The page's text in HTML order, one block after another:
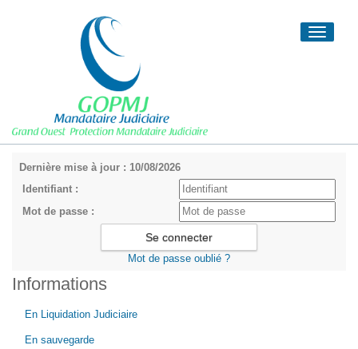
Toggle
Dernière mise à jour : 10/08/2026
Identifiant :
Mot de passe :
Mot de passe oublié ?
Informations
En Liquidation Judiciaire
En sauvegarde